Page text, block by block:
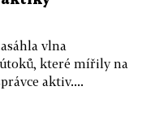
vlna
které mířily na
aktiv....